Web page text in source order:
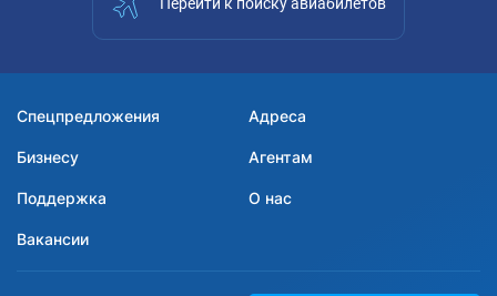
Спецпредложения Адреса
Бизнесу Агентам
Поддержка О нас
Вакансии